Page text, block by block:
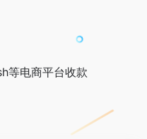
等电商平台收款